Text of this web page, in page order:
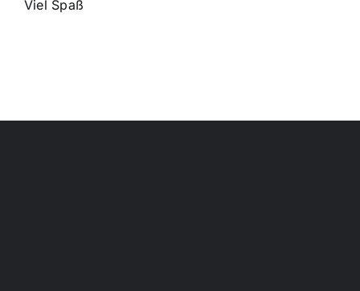
Viel Spaß